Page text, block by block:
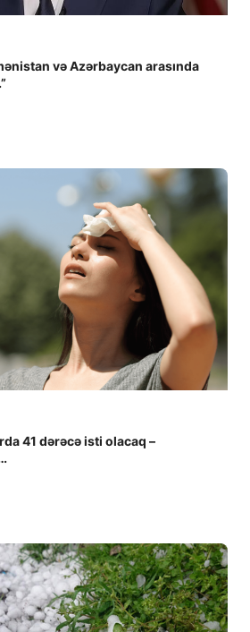
və Azərbaycan arasında
41 dərəcə isti olacaq –